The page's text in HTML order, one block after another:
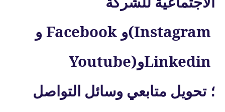
(Instagramو Facebook و
LinkedinوYoutube)
؛ تحويل متابعي وسائل التواصل